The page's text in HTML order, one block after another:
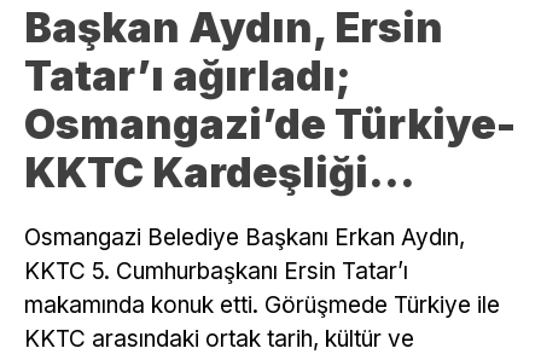
Başkan Aydın, Ersin
Tatar’ı ağırladı;
Osmangazi’de Türkiye-
KKTC Kardeşliği…
Osmangazi Belediye Başkanı Erkan Aydın,
KKTC 5. Cumhurbaşkanı Ersin Tatar’ı
makamında konuk etti. Görüşmede Türkiye ile
KKTC arasındaki ortak tarih, kültür ve